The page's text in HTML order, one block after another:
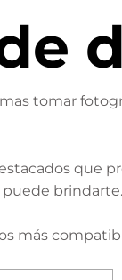
tomar
que
brindarte.
más